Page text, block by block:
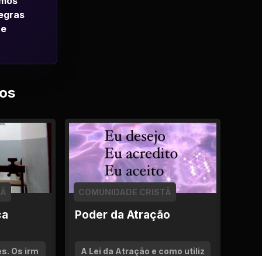
Os irm
Poder da Atração
COMUNIDADE CRISTÃ
A Lei da Atração e como utiliz